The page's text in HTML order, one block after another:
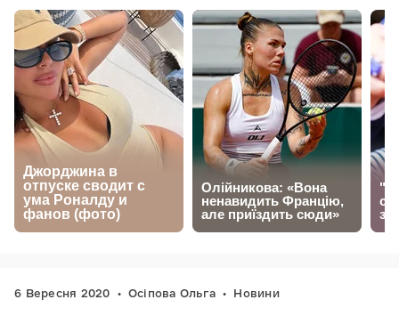
6 Вересня 2020 Осіпова Ольга Новини